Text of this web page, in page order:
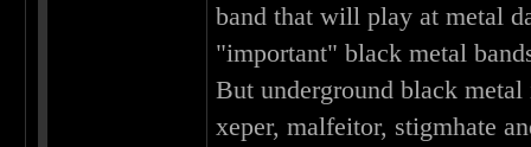
band that will play at metal
"important" black metal
But underground black
xeper, malfeitor, stigmhate